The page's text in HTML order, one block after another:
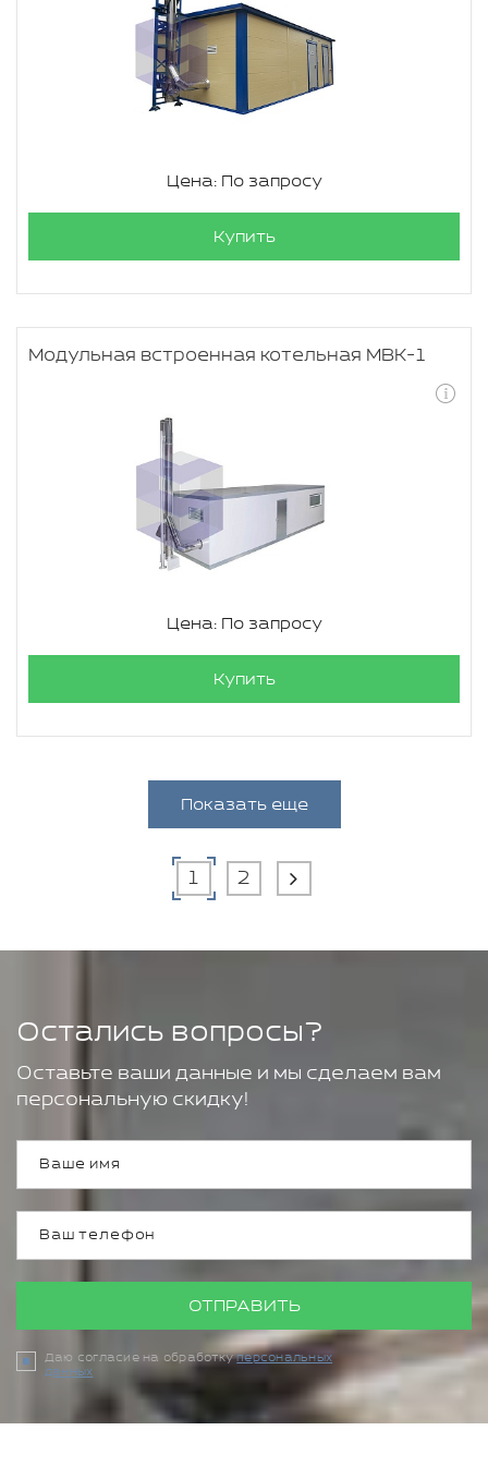
Цена: По запросу
Купить
Модульная встроенная котельная МВК-1
Цена: По запросу
Купить
Показать еще
1 2
Остались вопросы?
Оставьте ваши данные и мы сделаем вам
персональную скидку!
ОТПРАВИТЬ
Даю согласие на обработкуперсональных
данных